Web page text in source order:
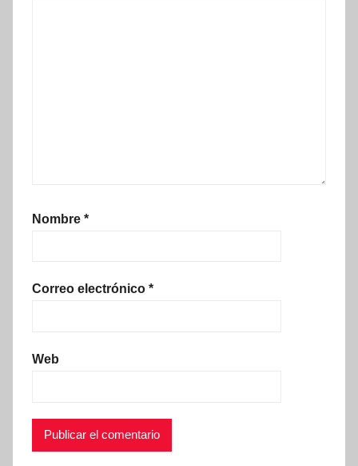
Nombre *
Correo electrónico *
Web